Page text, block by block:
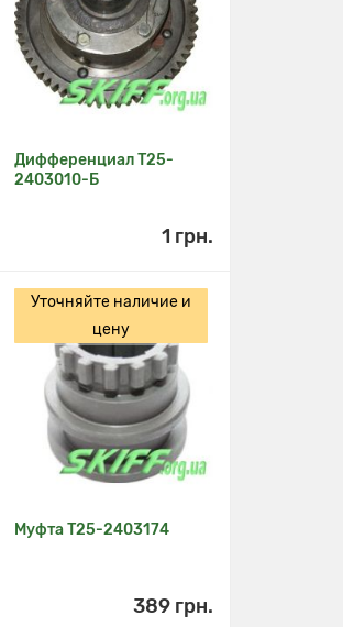
Дифференциал Т25-
2403010-Б
1 грн.
Уточняйте наличие и
цену
Муфта Т25-2403174
389 грн.